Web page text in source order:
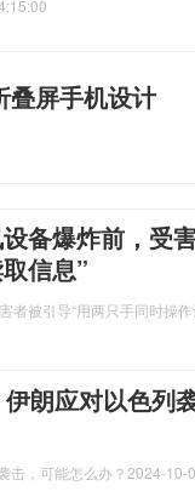
叠屏手机设计
备爆炸前，受
信息”
者被引导“用两只手同时操
朗应对以色列
击，可能怎么办？ 2024-10-